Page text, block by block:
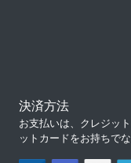
決済方法
お支払いは、クレジッ
ットカードをお持ちで